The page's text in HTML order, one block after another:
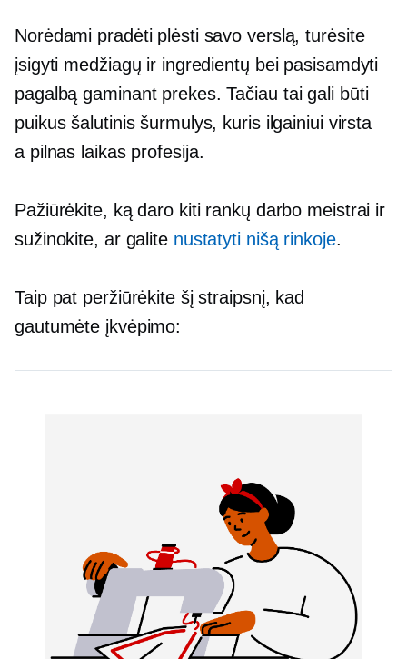
Norėdami pradėti plėsti savo verslą, turėsite
įsigyti medžiagų ir ingredientų bei pasisamdyti
pagalbą gaminant prekes. Tačiau tai gali būti
puikus šalutinis šurmulys, kuris ilgainiui virsta
a pilnas laikasprofesija.
Pažiūrėkite, ką daro kiti rankų darbo meistrai ir
sužinokite, ar galite nustatyti nišą rinkoje.
Taip pat peržiūrėkite šį straipsnį, kad
gautumėte įkvėpimo: